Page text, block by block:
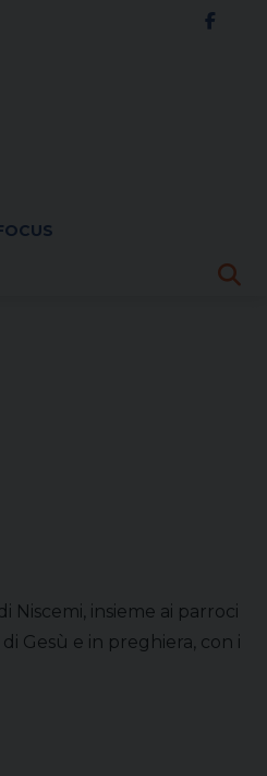
Niscemi, insieme ai parroci
Gesù e in preghiera, con i